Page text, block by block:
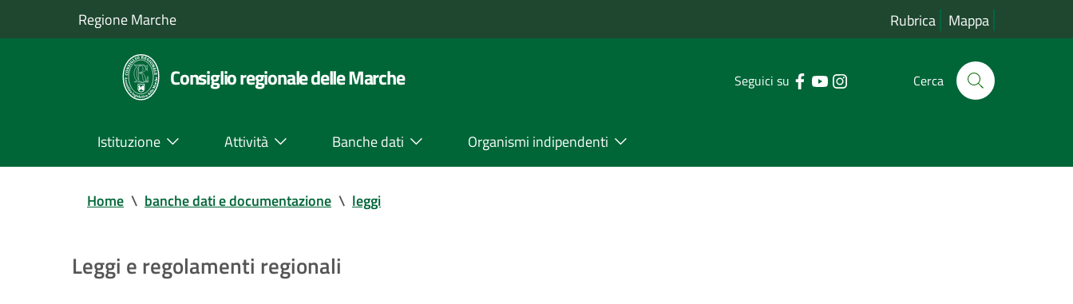
Regione Marche Rubrica Mappa
Consiglio regionale delle Marche Seguici su Cerca
Istituzione Attività Banche dati Organismi indipendenti
Home \ banche dati e documentazione \ leggi
Leggi e regolamenti regionali